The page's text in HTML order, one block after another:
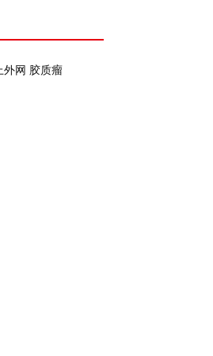
外网 胶质瘤